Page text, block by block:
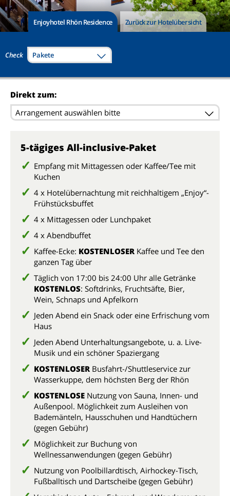
Enjoyhotel Rhön Residence Zurück zur Hotelübersicht
Check Pakete
Direkt zum:
Arrangement auswählen bitte
5-tägiges All-inclusive-Paket
Empfang mit Mittagessen oder Kaffee/Tee mit
Kuchen
4 x Hotelübernachtung mit reichhaltigem „Enjoy“-
Frühstücksbuffet
4 x Mittagessen oder Lunchpaket
4 x Abendbuffet
Kaffee-Ecke: KOSTENLOSER Kaffee und Tee den
ganzen Tag über
Täglich von 17:00 bis 24:00 Uhr alle Getränke
KOSTENLOS: Softdrinks, Fruchtsäfte, Bier,
Wein, Schnaps und Apfelkorn
Jeden Abend ein Snack oder eine Erfrischung vom
Haus
Jeden Abend Unterhaltungsangebote, u. a. Live-
Musik und ein schöner Spaziergang
KOSTENLOSER Busfahrt-/Shuttleservice zur
Wasserkuppe, dem höchsten Berg der Rhön
KOSTENLOSE Nutzung von Sauna, Innen- und
Außenpool. Möglichkeit zum Ausleihen von
Bademänteln, Hausschuhen und Handtüchern
(gegen Gebühr)
Möglichkeit zur Buchung von
Wellnessanwendungen (gegen Gebühr)
Nutzung von Poolbillardtisch, Airhockey-Tisch,
Fußballtisch und Dartscheibe (gegen Gebühr)